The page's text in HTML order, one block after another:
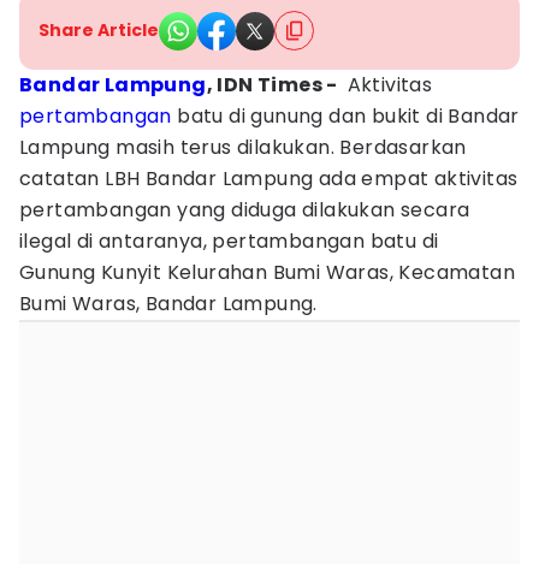
Share Article
Bandar Lampung, IDN Times - Aktivitas
pertambangan batu di gunung dan bukit di Bandar
Lampung masih terus dilakukan. Berdasarkan
catatan LBH Bandar Lampung ada empat aktivitas
pertambangan yang diduga dilakukan secara
ilegal di antaranya, pertambangan batu di
Gunung Kunyit Kelurahan Bumi Waras, Kecamatan
Bumi Waras, Bandar Lampung.